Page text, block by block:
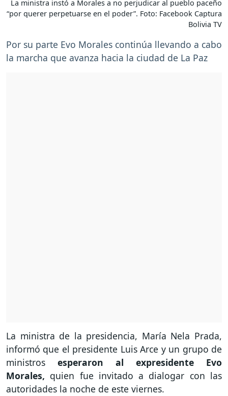
La ministra instó a Morales a no perjudicar al pueblo paceño
“por querer perpetuarse en el poder”. Foto: Facebook Captura
Bolivia TV
Por su parte Evo Morales continúa llevando a cabo
la marcha que avanza hacia la ciudad de La Paz
La ministra de la presidencia, María Nela Prada,
informó que el presidente Luis Arce y un grupo de
ministros esperaron al expresidente Evo
Morales, quien fue invitado a dialogar con las
autoridades la noche de este viernes.